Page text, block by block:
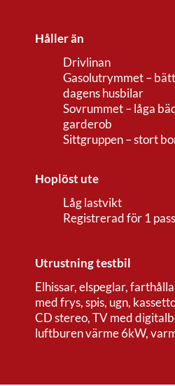
Håller än
Drivlinan
Gasolutrymmet –
dagens husbilar
Sovrummet – låga
garderob
Sittgruppen – stort
Hoplöst ute
Låg lastvikt
Registrerad för 1
Utrustning testbil
Elhissar, elspeglar,
med frys, spis, ugn,
CD stereo, TV med
luftburen värme 6kW,